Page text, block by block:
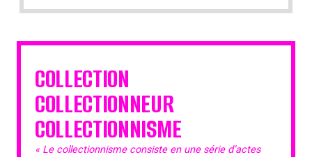
COLLECTION
COLLECTIONNEUR
COLLECTIONNISME
« Le collectionnisme consiste en une série d’actes